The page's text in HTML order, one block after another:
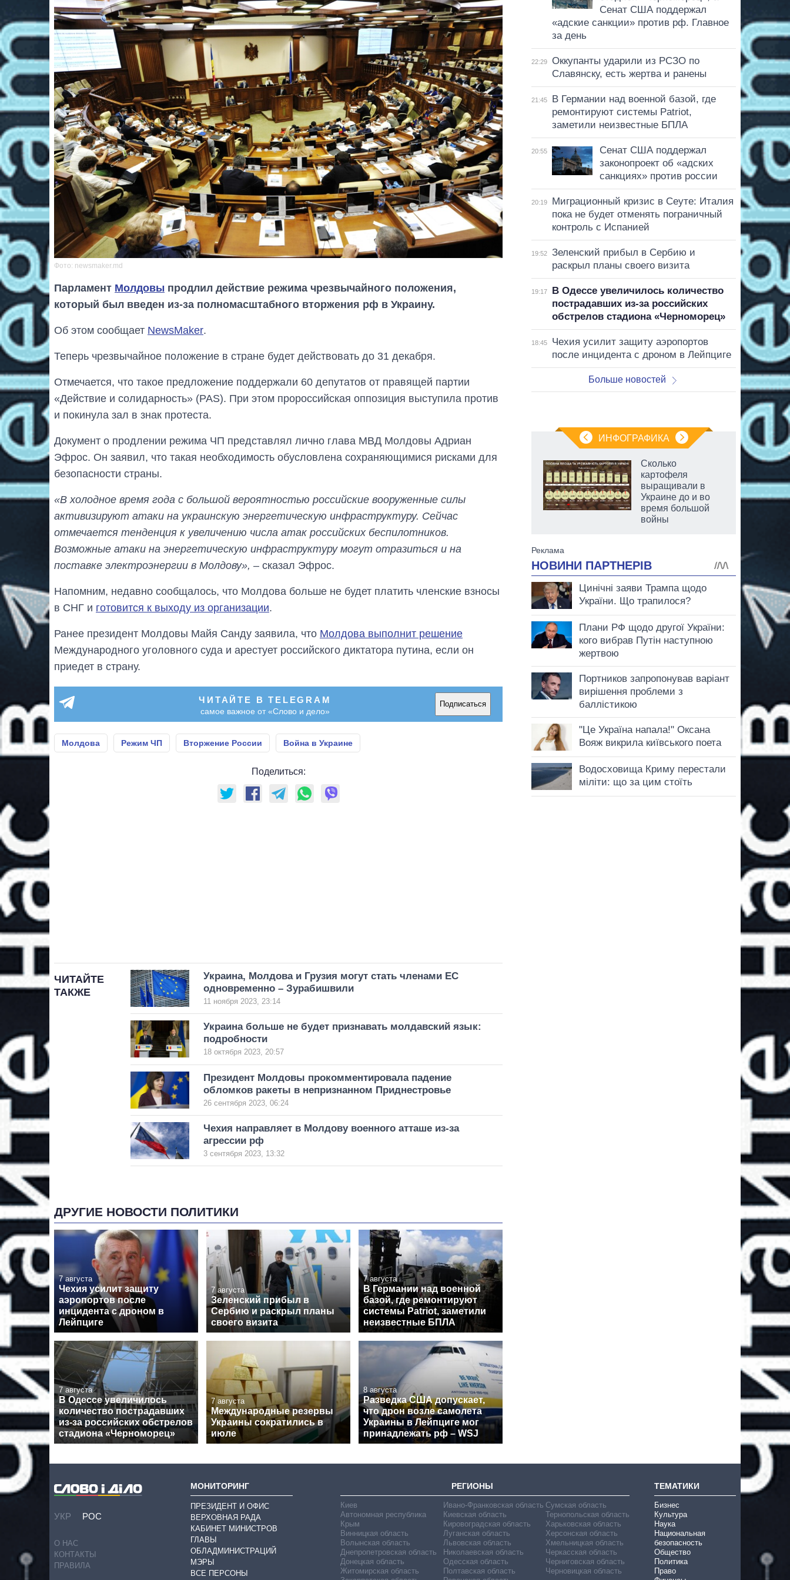
Фото: newsmaker.md
Парламент Молдовы продлил действие режима чрезвычайного положения,
который был введен из-за полномасштабного вторжения рф в Украину.
Об этом сообщает NewsMaker.
Теперь чрезвычайное положение в стране будет действовать до 31 декабря.
Отмечается, что такое предложение поддержали 60 депутатов от правящей партии
«Действие и солидарность» (PAS). При этом пророссийская оппозиция выступила против
и покинула зал в знак протеста.
Документ о продлении режима ЧП представлял лично глава МВД Молдовы Адриан
Эфрос. Он заявил, что такая необходимость обусловлена сохраняющимися рисками для
безопасности страны.
«В холодное время года с большой вероятностью российские вооруженные силы
активизируют атаки на украинскую энергетическую инфраструктуру. Сейчас
отмечается тенденция к увеличению числа атак российских беспилотников.
Возможные атаки на энергетическую инфраструктуру могут отразиться и на
поставке электроэнергии в Молдову», – сказал Эфрос.
Напомним, недавно сообщалось, что Молдова больше не будет платить членские взносы
в СНГ и готовится к выходу из организации.
Ранее президент Молдовы Майя Санду заявила, что Молдова выполнит решение
Международного уголовного суда и арестует российского диктатора путина, если он
приедет в страну.
ЧИТАЙТЕ В TELEGRAM
самое важное от «Слово и дело»
Подписаться
Молдова Режим ЧП Вторжение России Война в Украине
Поделиться:
ЧИТАЙТЕ
ТАКЖЕ
Украина, Молдова и Грузия могут стать членами ЕС
одновременно – Зурабишвили
11 ноября 2023, 23:14
Украина больше не будет признавать молдавский язык:
подробности
18 октября 2023, 20:57
Президент Молдовы прокомментировала падение
обломков ракеты в непризнанном Приднестровье
26 сентября 2023, 06:24
Чехия направляет в Молдову военного атташе из-за
агрессии рф
3 сентября 2023, 13:32
ДРУГИЕ НОВОСТИ ПОЛИТИКИ
7 августа
Чехия усилит защиту
аэропортов после
инцидента с дроном в
Лейпциге
7 августа
Зеленский прибыл в
Сербию и раскрыл планы
своего визита
7 августа
В Германии над военной
базой, где ремонтируют
системы Patriot, заметили
неизвестные БПЛА
7 августа
В Одессе увеличилось
количество пострадавших
из-за российских обстрелов
стадиона «Черноморец»
7 августа
Международные резервы
Украины сократились в
июле
8 августа
Разведка США допускает,
что дрон возле самолета
Украины в Лейпциге мог
принадлежать рф – WSJ
Сенат США поддержал
«адские санкции» против рф. Главное
за день
22:29
Оккупанты ударили из РСЗО по
Славянску, есть жертва и ранены
21:45
В Германии над военной базой, где
ремонтируют системы Patriot,
заметили неизвестные БПЛА
20:55
Сенат США поддержал
законопроект об «адских
санкциях» против россии
20:19
Миграционный кризис в Сеуте: Италия
пока не будет отменять пограничный
контроль с Испанией
19:52
Зеленский прибыл в Сербию и
раскрыл планы своего визита
19:17
В Одессе увеличилось количество
пострадавших из-за российских
обстрелов стадиона «Черноморец»
18:45
Чехия усилит защиту аэропортов
после инцидента с дроном в Лейпциге
Больше новостей
ИНФОГРАФИКА
Как изменился
обороны за 13 лет
Сколько
картофеля
выращивали в
Украине до и во
время большой
войны
УКР РОС
О НАС
КОНТАКТЫ
ПРАВИЛА
МОНИТОРИНГ
ПРЕЗИДЕНТ И ОФИС
ВЕРХОВНАЯ РАДА
КАБИНЕТ МИНИСТРОВ
ГЛАВЫ
ОБЛАДМИНИСТРАЦИЙ
МЭРЫ
ВСЕ ПЕРСОНЫ
РЕГИОНЫ
Киев
Автономная республика
Крым
Винницкая область
Волынская область
Днепропетровская область
Донецкая область
Житомирская область
Ивано-Франковская область
Киевская область
Кировоградская область
Луганская область
Львовская область
Николаевская область
Одесская область
Полтавская область
Сумская область
Тернопольская область
Харьковская область
Херсонская область
Хмельницкая область
Черкасская область
Черниговская область
Черновицкая область
ТЕМАТИКИ
Бизнес
Культура
Наука
Национальная
безопасность
Общество
Политика
Право